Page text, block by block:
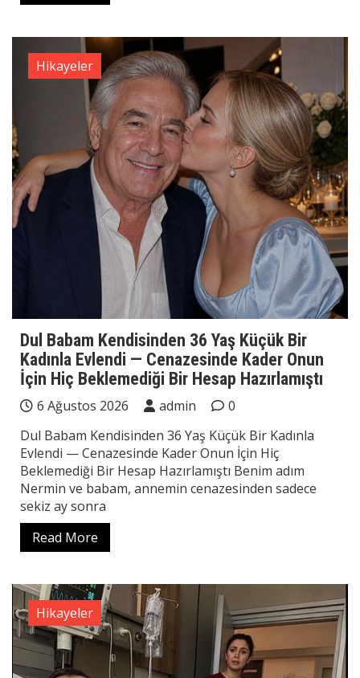
Hikayeler
Dul Babam Kendisinden 36 Yaş Küçük Bir
Kadınla Evlendi — Cenazesinde Kader Onun
İçin Hiç Beklemediği Bir Hesap Hazırlamıştı
6 Ağustos 2026 admin
0
Dul Babam Kendisinden 36 Yaş Küçük Bir Kadınla
Evlendi — Cenazesinde Kader Onun İçin Hiç
Beklemediği Bir Hesap Hazırlamıştı Benim adım
Nermin ve babam, annemin cenazesinden sadece
sekiz ay sonra
Read More
Hikayeler